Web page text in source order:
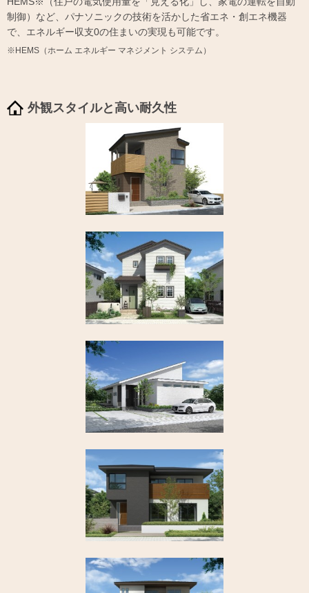
制御）など、パナソニックの技術を活かした省エネ・創エネ機器
で、エネルギー収支0の住まいの実現も可能です。
※HEMS（ホーム エネルギー マネジメント システム）
外観スタイルと高い耐久性